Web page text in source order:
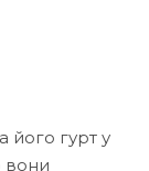
його гурт у
вони